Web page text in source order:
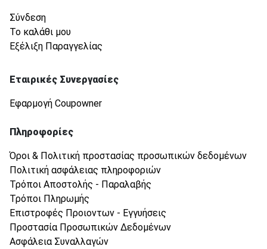
Σύνδεση
Το καλάθι μου
Εξέλιξη Παραγγελίας
Εταιρικές Συνεργασίες
Εφαρμογή Coupowner
Πληροφορίες
Όροι & Πολιτική προστασίας προσωπικών δεδομένων
Πολιτική ασφάλειας πληροφοριών
Τρόποι Αποστολής - Παραλαβής
Τρόποι Πληρωμής
Επιστροφές Προιοντων - Εγγυήσεις
Προστασία Προσωπικών Δεδομένων
Ασφάλεια Συναλλαγών